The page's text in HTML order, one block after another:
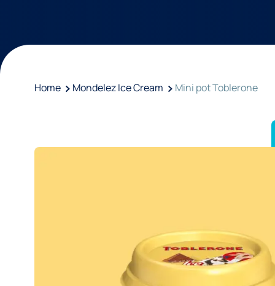
Home Mondelez Ice Cream Mini pot Toblerone